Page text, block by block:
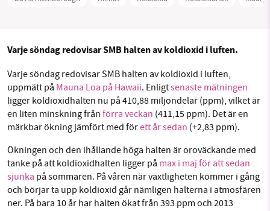
Facebook Instagram BlueSky
Threads LinkedIn
Varje söndag redovisar SMB halten av koldioxid i luften.
Varje söndag redovisar SMB halten av koldioxid i luften,
uppmätt på Mauna Loa på Hawaii. Enligtsenaste mätningen
ligger koldioxidhalten nu på 410,88 miljondelar (ppm), vilket är
en liten minskning från förra veckan (411,15 ppm). Det är en
märkbar ökning jämfört med förett år sedan (+2,83 ppm).
Ökningen och den ihållande höga halten är oroväckande med
tanke på att koldioxidhalten ligger på max i maj för att sedan
sjunka på sommaren. På våren när växtligheten kommer i gång
och börjar ta upp koldioxid går nämligen halterna i atmosfären
ner. På bara 10 år har halten ökat från 393 ppm och 2013
SMB kämpar för en hållbar framtid. Sedan
starten 2010 har vår ideella redaktion drivit
miljödebatten framåt genom
nyhetsbevakning och granskningar. Nu vill vi
utveckla vårt arbete – och vi hoppas att du